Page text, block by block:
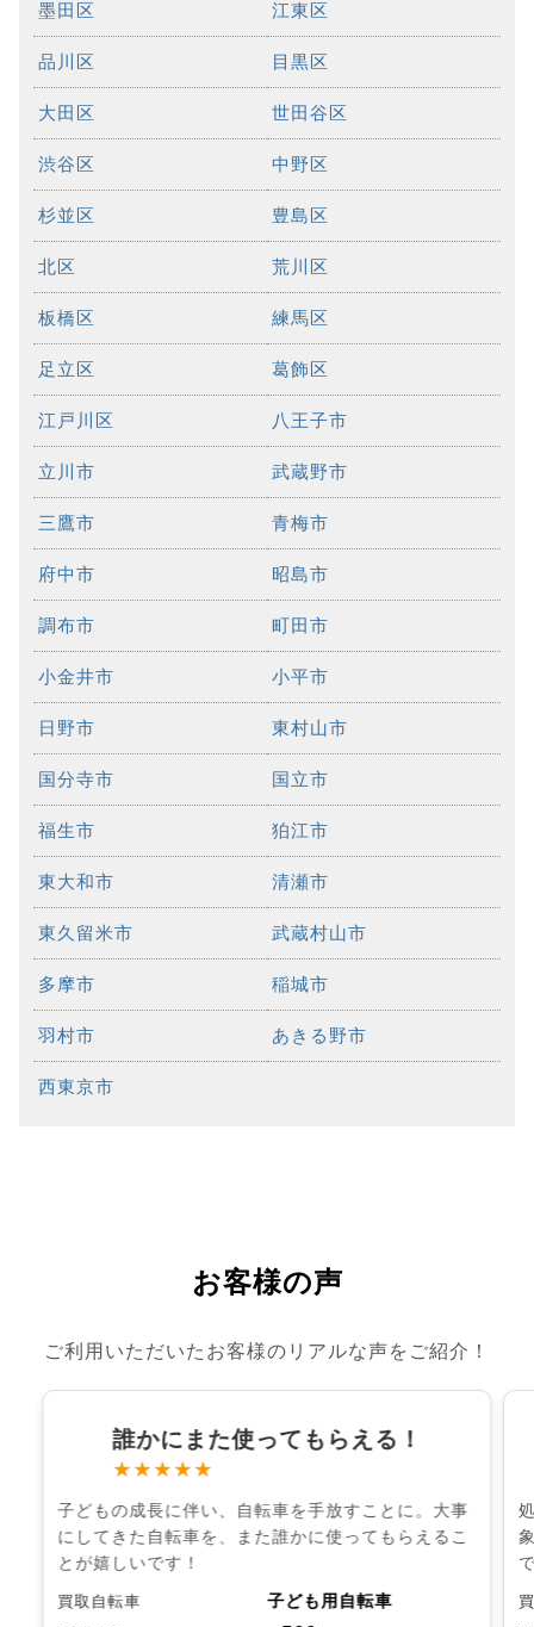
墨田区 江東区
品川区 目黒区
大田区 世田谷区
渋谷区 中野区
杉並区 豊島区
北区 荒川区
板橋区 練馬区
足立区 葛飾区
江戸川区 八王子市
立川市 武蔵野市
三鷹市 青梅市
府中市 昭島市
調布市 町田市
小金井市 小平市
日野市 東村山市
国分寺市 国立市
福生市 狛江市
東大和市 清瀬市
東久留米市 武蔵村山市
多摩市 稲城市
羽村市 あきる野市
西東京市
お客様の声
ご利用いただいたお客様のリアルな声をご紹介！
誰かにまた使ってもらえる！
★★★★★
子どもの成長に伴い、自転車を手放すことに。大事
にしてきた自転車を、また誰かに使ってもらえるこ
とが嬉しいです！
買取自転車 子ども用自転車